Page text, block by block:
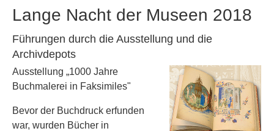
Lange Nacht der Museen 2018
Führungen durch die Ausstellung und die
Archivdepots
Ausstellung „1000 Jahre
Buchmalerei in Faksimiles"
Bevor der Buchdruck erfunden
war, wurden Bücher in